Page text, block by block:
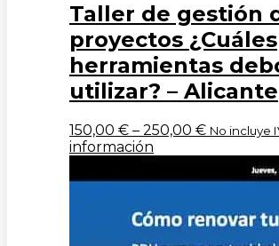
Taller de gestión
proyectos ¿Cuáles
herramientas
utilizar? – Alicante
150,00 € – 250,00 € No incluye
información